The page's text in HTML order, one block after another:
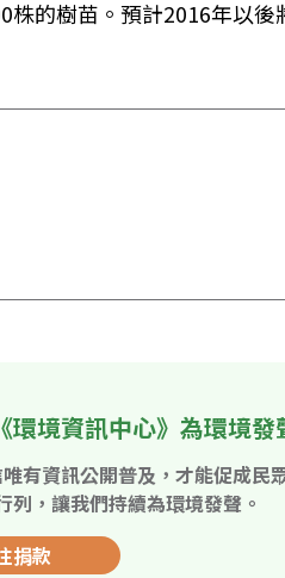
的樹苗。預計2016年以後
境資訊中心》為環境發
有資訊公開普及，才能促成民
列，讓我們持續為環境發聲。
捐款